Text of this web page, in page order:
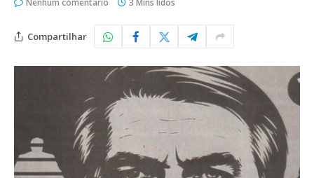
Nenhum comentário
3 Mins lidos
Compartilhar